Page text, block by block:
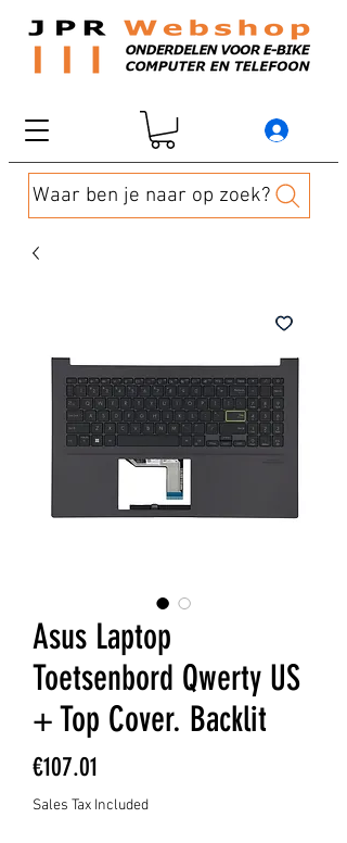
Waar ben je naar op zoek?
Asus Laptop
Toetsenbord Qwerty US
+ Top Cover. Backlit
€107.01
Sales Tax Included